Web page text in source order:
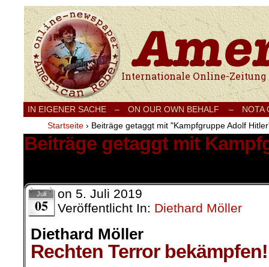
Internationale Onlinezeitung für Frieden,
IN EIGENER SACHE – ON OUR OWN BEHALF –
NOTA
Startseite › Beiträge getaggt mit "Kampfgruppe Adolf
Beiträge getaggt mit
Juli
05
on 5. Juli 2019
Veröffentlicht In: Diethard Möller
Diethard Möller
Rechten Terror bekämpfen!